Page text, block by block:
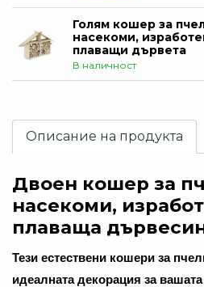
Голям кошер за
насекоми,
плаващи дървета
В наличност
Описание на продукта
Двоен кошер за
насекоми,
плаваща
Тези естествени кошери за
идеалнатадекорация за вашата